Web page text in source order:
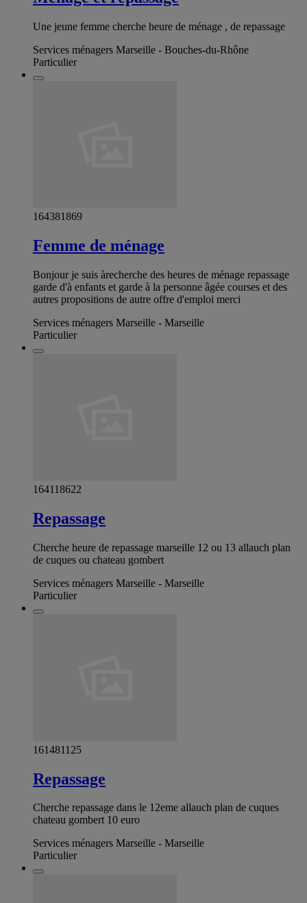
Une jeune femme cherche heure de ménage , de repassage
Services ménagers Marseille - Bouches-du-Rhône
Particulier
164381869
Femme de ménage
Bonjour je suis àrecherche des heures de ménage repassage
garde d'à enfants et garde à la personne âgée courses et des
autres propositions de autre offre d'emploi merci
Services ménagers Marseille - Marseille
Particulier
164118622
Repassage
Cherche heure de repassage marseille 12 ou 13 allauch plan
de cuques ou chateau gombert
Services ménagers Marseille - Marseille
Particulier
161481125
Repassage
Cherche repassage dans le 12eme allauch plan de cuques
chateau gombert 10 euro
Services ménagers Marseille - Marseille
Particulier